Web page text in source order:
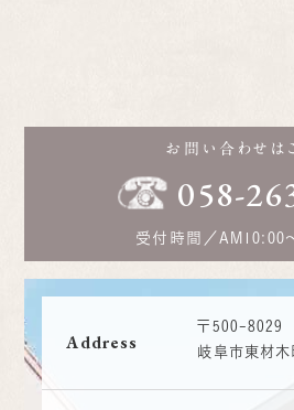
お問い合わせは
058-
受付時間／ AM10:00
Address
〒500-8029
岐阜市東材木